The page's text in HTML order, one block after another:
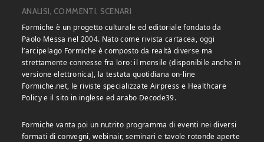
ANALISI, COMMENTI, SCENARI
Formiche è un progetto culturale ed editoriale fondato da
Paolo Messa nel 2004. Nato come rivista cartacea, oggi
l’arcipelago Formiche è composto da realtà diverse ma
strettamente connesse fra loro: il mensile (disponibile anche in
versione elettronica), la testata quotidiana on-line
Formiche.net, le riviste specializzate Airpress e Healthcare
Policy e il sito in inglese ed arabo Decode39.
Formiche vanta poi un nutrito programma di eventi nei diversi
formati di convegni, webinair, seminari e tavole rotonde aperte